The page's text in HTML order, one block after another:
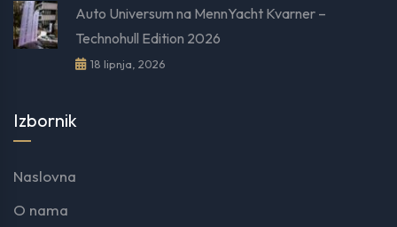
Auto Universum na MennYacht Kvarner –
Technohull Edition 2026
18 lipnja, 2026
Izbornik
Naslovna
O nama